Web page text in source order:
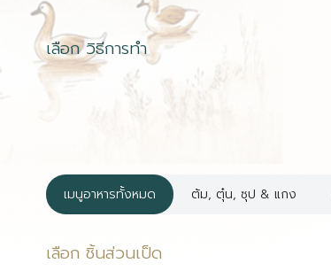
เลือก วิธีการทำ
เมนูอาหารทั้งหมด ต้ม, ตุ๋น, ซุป & แกง
เลือก ชิ้นส่วนเป็ด